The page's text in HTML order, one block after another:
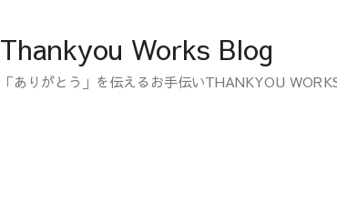
Thankyou Works Blog
「ありがとう」を伝えるお手伝いTHANKYOU